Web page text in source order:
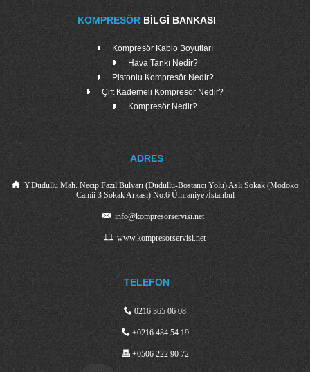
KOMPRESÖRBILGI BANKASI
Kompresör Kablo Boyutları
Hava Tankı Nedir?
Pistonlu Kompresör Nedir?
Çift Kademeli Kompresör Nedir?
Kompresör Nedir?
ADRES
Y.Dudullu Mah. Necip Fazıl Bulvarı (Dudullu-Bostancı Yolu) Aslı Sokak (Modoko
Camii 3 Sokak Arkası) No:6 Ümraniye /İstanbul
info@kompresorservisi.net
www.kompresorservisi.net
TELEFON
0216 365 06 08
+0216 484 54 19
+0506 222 90 72